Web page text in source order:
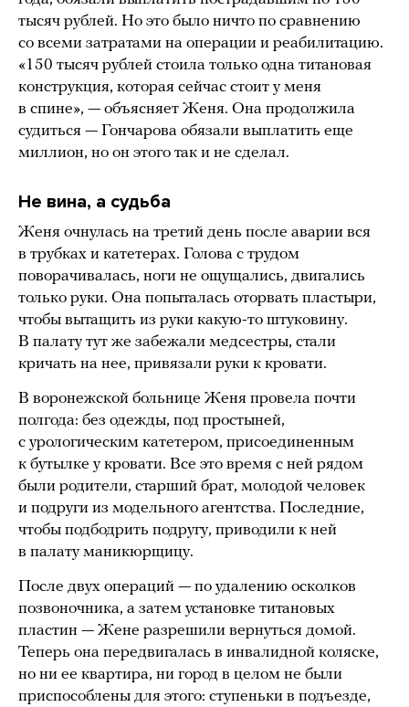
тысяч рублей. Но это было ничто по сравнению
со всеми затратами на операции и реабилитацию.
«150 тысяч рублей стоила только одна титановая
конструкция, которая сейчас стоит у меня
в спине», — объясняет Женя. Она продолжила
судиться — Гончарова обязали выплатить еще
миллион, но он этого так и не сделал.
Не вина, а судьба
Женя очнулась на третий день после аварии вся
в трубках и катетерах. Голова с трудом
поворачивалась, ноги не ощущались, двигались
только руки. Она попыталась оторвать пластыри,
чтобы вытащить из руки какую-то штуковину.
В палату тут же забежали медсестры, стали
кричать на нее, привязали руки к кровати.
В воронежской больнице Женя провела почти
полгода: без одежды, под простыней,
с урологическим катетером, присоединенным
к бутылке у кровати. Все это время с ней рядом
были родители, старший брат, молодой человек
и подруги из модельного агентства. Последние,
чтобы подбодрить подругу, приводили к ней
в палату маникюрщицу.
После двух операций — по удалению осколков
позвоночника, а затем установке титановых
пластин — Жене разрешили вернуться домой.
Теперь она передвигалась в инвалидной коляске,
но ни ее квартира, ни город в целом не были
приспособлены для этого: ступеньки в подъезде,